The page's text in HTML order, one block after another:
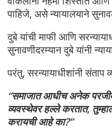
पाहिजे, असे न्यायालयाने
दुबे यांची माफी आणि
सुनावणीदरम्यान दुबे यांनी
परंतु, सरन्यायाधीशांनी
“समाजात आधीच अनेक
व्यवस्थेवर हल्ले करतात,
करायची आहे का?”